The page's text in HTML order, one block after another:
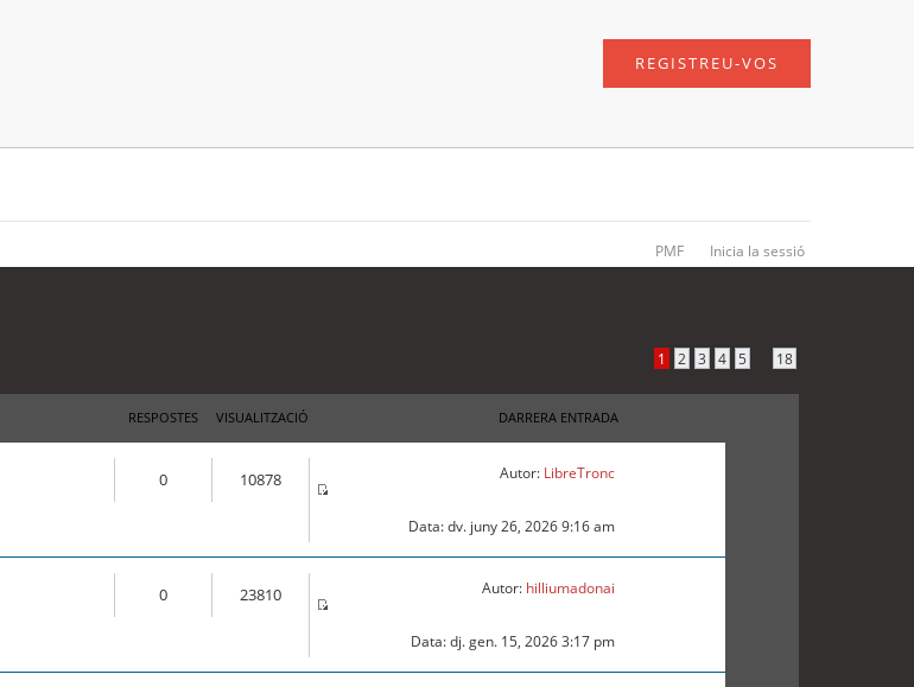
REGISTREU-VOS
PMF Inicia la sessió
1 2 3 4 5 18
RESPOSTES VISUALITZACIÓ DARRERA ENTRADA
0 10878 Autor: LibreTronc
Data: dv. juny 26, 2026 9:16 am
0 23810 Autor: hilliumadonai
Data: dj. gen. 15, 2026 3:17 pm